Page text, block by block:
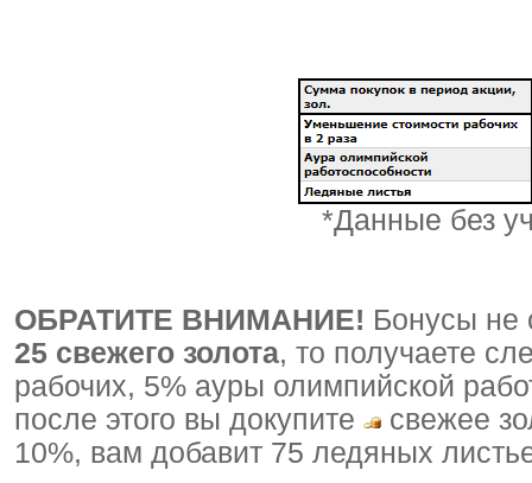
*Данные без
ОБРАТИТЕ ВНИМАНИЕ! Бонусы не
25 свежего золота, то получаете
рабочих, 5% ауры олимпийской
после этого вы докупите
свежее
10%, вам добавит 75 ледяных